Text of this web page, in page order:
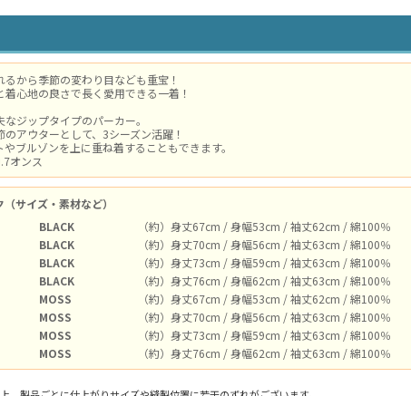
るから季節の変わり目なども重宝！
着心地の良さで長く愛用できる一着！
なジップタイプのパーカー。
のアウターとして、3シーズン活躍！
やブルゾンを上に重ね着することもできます。
オンス
サイズ・素材など）
BLACK
（約）身丈67cm / 身幅53cm / 袖丈62cm / 綿100％
BLACK
（約）身丈70cm / 身幅56cm / 袖丈63cm / 綿100％
BLACK
（約）身丈73cm / 身幅59cm / 袖丈63cm / 綿100％
BLACK
（約）身丈76cm / 身幅62cm / 袖丈63cm / 綿100％
MOSS
（約）身丈67cm / 身幅53cm / 袖丈62cm / 綿100％
MOSS
（約）身丈70cm / 身幅56cm / 袖丈63cm / 綿100％
MOSS
（約）身丈73cm / 身幅59cm / 袖丈63cm / 綿100％
MOSS （約）身丈76cm / 身幅62cm / 袖丈63cm / 綿100％